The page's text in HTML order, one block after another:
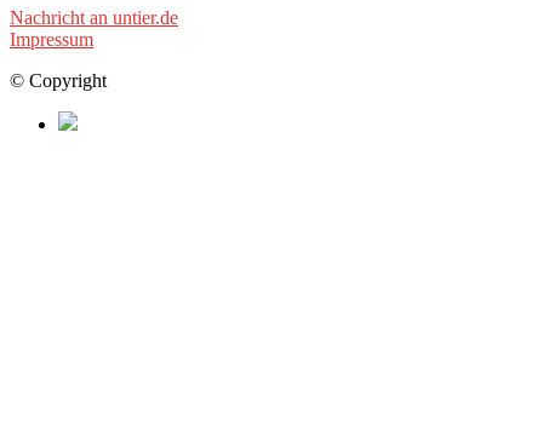
Nachricht an untier.de
Impressum
© Copyright